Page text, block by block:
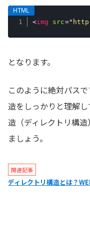
<img src="
となります。
このように絶対パス
造をしっかりと理解
造（ディレクトリ構
ましょう。
関連記事
ディレクトリ構造とは？